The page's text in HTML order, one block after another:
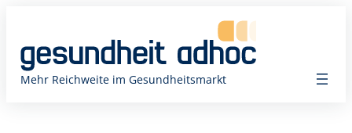
springen
Mehr Reichweite im Gesundheitsmarkt